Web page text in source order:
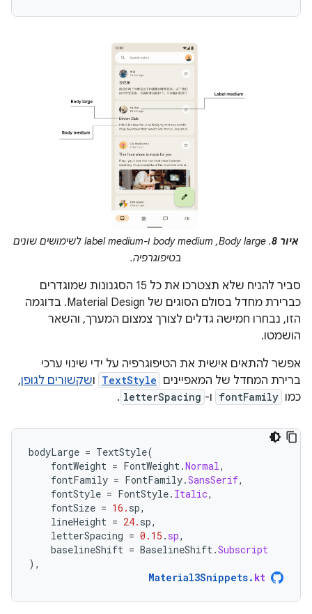
איור 8
. ‫Body large,‏ body medium ו-label medium לשימושים שונים
בטיפוגרפיה.
סביר להניח שלא תצטרכו את כל 15 הסגנונות שמוגדרים
כברירת מחדל בסולם הסוגים של Material Design. בדוגמה
הזו, נבחרו חמישה גדלים לצורך צמצום המערך, והשאר
הושמטו.
אפשר להתאים אישית את הטיפוגרפיה על ידי שינוי ערכי
ברירת המחדל של המאפיינים TextStyle ושקשורים לגופן,
כמו fontFamily ו- letterSpacing
.
bodyLarge = TextStyle(
fontWeight = FontWeight.Normal,
fontFamily = FontFamily.SansSerif,
fontStyle = FontStyle. Italic,
fontSize = 16. sp,
lineHeight = 24. sp,
letterSpacing = 0.15 . sp,
baselineShift = BaselineShift.Subscript
),
Material3Snippets. kt